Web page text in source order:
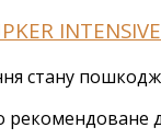
стану
рекомендоване